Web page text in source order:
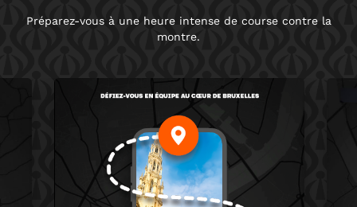
Préparez-vous à une heure intense de course contre la
montre.